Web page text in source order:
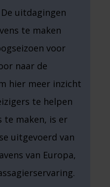
uitdagingen
te maken
voor
naar de
hier meer inzicht
te helpen
te maken, is er
uitgevoerd van
van Europa,